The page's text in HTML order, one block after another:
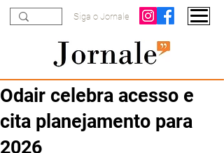
Siga o Jornale
Odair celebra acesso e
cita planejamento para
2026